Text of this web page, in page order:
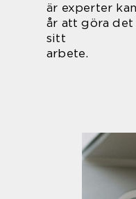
är experter
år att göra det
sitt
arbete.